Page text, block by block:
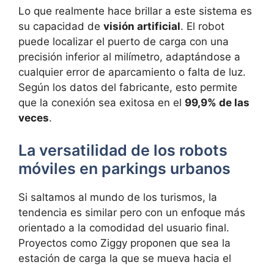
Lo que realmente hace brillar a este sistema es
su capacidad de visión artificial. El robot
puede localizar el puerto de carga con una
precisión inferior al milímetro, adaptándose a
cualquier error de aparcamiento o falta de luz.
Según los datos del fabricante, esto permite
que la conexión sea exitosa en el 99,9% de las
veces.
La versatilidad de los robots
móviles en parkings urbanos
Si saltamos al mundo de los turismos, la
tendencia es similar pero con un enfoque más
orientado a la comodidad del usuario final.
Proyectos como Ziggy proponen que sea la
estación de carga la que se mueva hacia el